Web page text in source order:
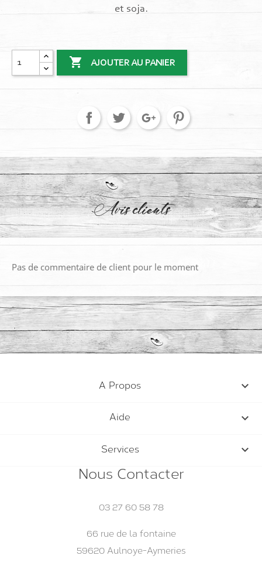
et soja.
 AJOUTER AU PANIER
Avis clients
Pas de commentaire de client pour le moment
A Propos 
Aide 
Services 
Nous Contacter
03 27 60 58 78
66 rue de la fontaine
59620 Aulnoye-Aymeries